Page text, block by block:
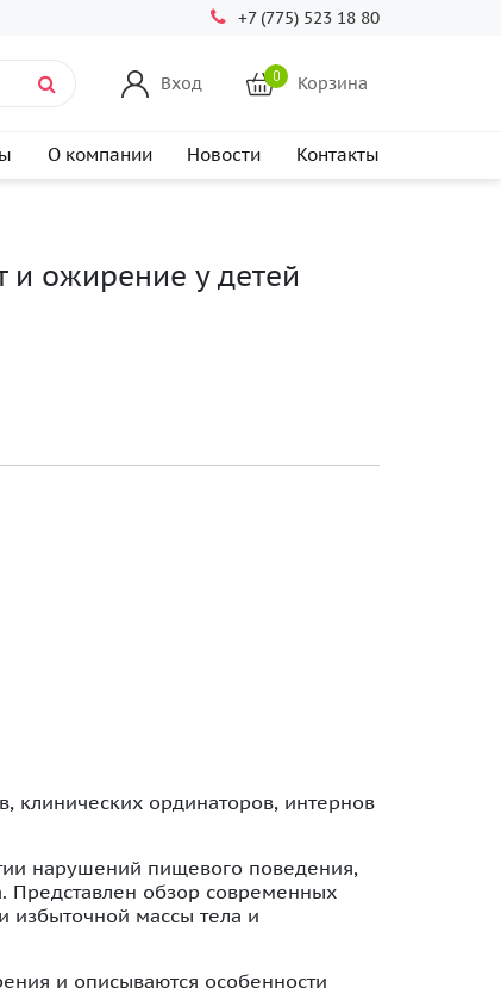
+7 (775) 523 18 80
Вход 0 Корзина
О компании Новости Контакты
ожирение у детей
клинических ординаторов, интернов
нарушений пищевого поведения,
Представлен обзор современных
избыточной массы тела и
и описываются особенности